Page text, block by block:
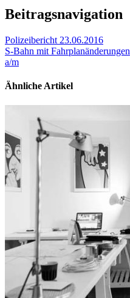
Beitragsnavigation
Polizeibericht 23.06.2016
S-Bahn mit Fahrplanänderungen
a/m
Ähnliche Artikel